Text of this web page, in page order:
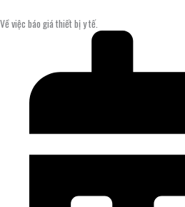
Về việc báo giá thiết bị y tế.